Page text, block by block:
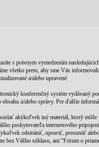
s právnym vymedzením
všetko preto, aby sme Vás
a/alebo upravené.
konferenčný systém vydávaný
a/alebo správy. Pre ďalšie
akýkoľvek iný materiál, ktorý
poskytovateľa internetového
odstrániť, upraviť, presunúť
bez Vášho súhlasu, ani “Fórum o